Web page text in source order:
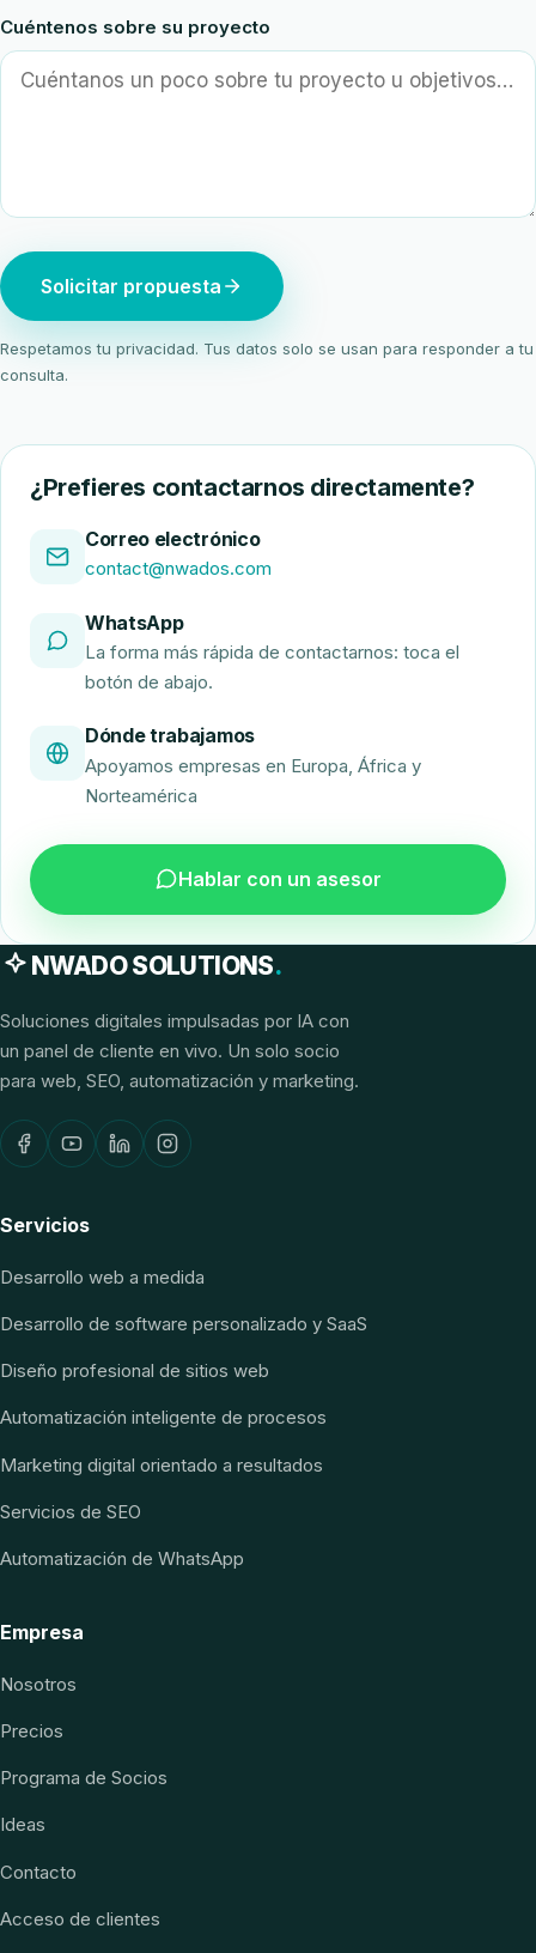
Cuéntenos sobre su proyecto
Solicitar propuesta
Respetamos tu privacidad. Tus datos solo se usan para responder a tu
consulta.
¿Prefieres contactarnos directamente?
Correo electrónico
contact@nwados.com
WhatsApp
La forma más rápida de contactarnos: toca el
botón de abajo.
Dónde trabajamos
Apoyamos empresas en Europa, África y
Norteamérica
Hablar con un asesor
NWADO SOLUTIONS.
Soluciones digitales impulsadas por IA con
un panel de cliente en vivo. Un solo socio
para web, SEO, automatización y marketing.
Servicios
Desarrollo web a medida
Desarrollo de software personalizado y SaaS
Diseño profesional de sitios web
Automatización inteligente de procesos
Marketing digital orientado a resultados
Servicios de SEO
Automatización de WhatsApp
Empresa
Nosotros
Precios
Programa de Socios
Ideas
Contacto
Acceso de clientes